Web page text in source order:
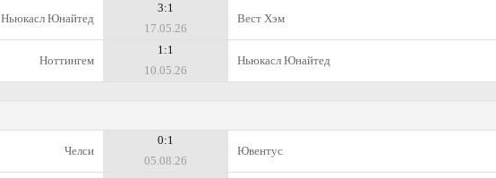
Ньюкасл Юнайтед
3:1
17.05.26
Вест Хэм
Ноттингем
1:1
10.05.26
Ньюкасл Юнайтед
Челси
0:1
05.08.26
Ювентус